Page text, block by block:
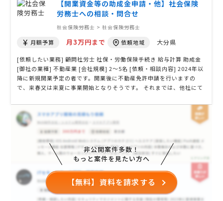
【開業資金等の助成金申請・他】社会保険
労務士への相談・問合せ
社会保険労務士 > 社会保険労務士
月額予算 月3万円まで 依頼地域 大分県
[依頼したい業務] 顧問社労士 社保・労働保険手続き 給与計算 助成金
[御社の業種] 不動産業 [会社規模] 2〜5名 [依頼・相談内容] 2024年以
降に新規開業予定の者です。開業後に不動産免許申請を行いますの
で、来春又は来夏に事業開始となりそうです。 それまでは、他社にて
時には開業資金等の助成金を申請する予定で、以降も事業に沿った助
成金を受けたいと …
非公開案件多数！
もっと案件を見たい方へ
【無料】資料を請求する